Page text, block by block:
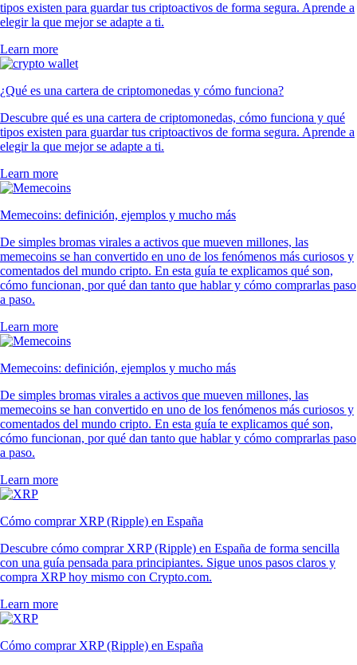
tipos existen para guardar tus criptoactivos de forma segura. Aprende a
elegir la que mejor se adapte a ti.
Learn more
¿Qué es una cartera de criptomonedas y cómo funciona?
Descubre qué es una cartera de criptomonedas, cómo funciona y qué
tipos existen para guardar tus criptoactivos de forma segura. Aprende a
elegir la que mejor se adapte a ti.
Learn more
Memecoins: definición, ejemplos y mucho más
De simples bromas virales a activos que mueven millones, las
memecoins se han convertido en uno de los fenómenos más curiosos y
comentados del mundo cripto. En esta guía te explicamos qué son,
cómo funcionan, por qué dan tanto que hablar y cómo comprarlas paso
a paso.
Learn more
Memecoins: definición, ejemplos y mucho más
De simples bromas virales a activos que mueven millones, las
memecoins se han convertido en uno de los fenómenos más curiosos y
comentados del mundo cripto. En esta guía te explicamos qué son,
cómo funcionan, por qué dan tanto que hablar y cómo comprarlas paso
a paso.
Learn more
Cómo comprar XRP (Ripple) en España
Descubre cómo comprar XRP (Ripple) en España de forma sencilla
con una guía pensada para principiantes. Sigue unos pasos claros y
compra XRP hoy mismo con Crypto.com.
Learn more
Cómo comprar XRP (Ripple) en España